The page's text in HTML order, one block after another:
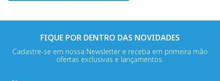
FIQUE POR DENTRO DAS NOVIDADES
Cadastre-se em nossa Newsletter e receba em primeira mão
ofertas exclusivas e lançamentos.